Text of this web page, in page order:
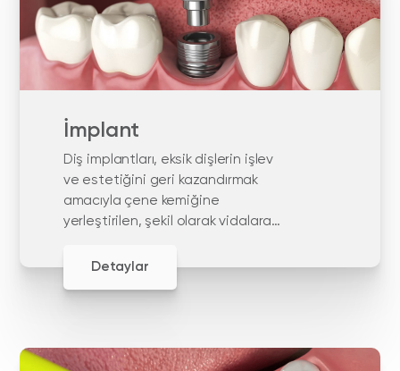
İmplant
Diş implantları, eksik dişlerin işlev
ve estetiğini geri kazandırmak
amacıyla çene kemiğine
yerleştirilen, şekil olarak vidalara
implantları, yüksek doku uyumu
Detaylar